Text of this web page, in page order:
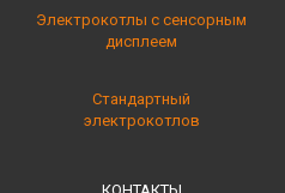
Электрокотлы с сенсорным
дисплеем
Стандартный
электрокотлов